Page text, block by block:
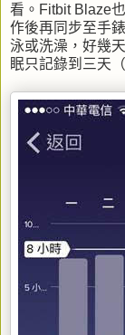
看。Fitbit Blaze
作後再同步至手
泳或洗澡，好幾
眠只記錄到三天